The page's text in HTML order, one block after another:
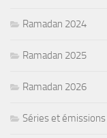
Ramadan 2024
Ramadan 2025
Ramadan 2026
Séries et émissions